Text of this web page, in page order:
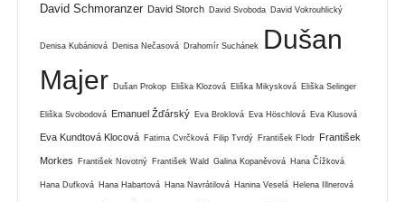
David Schmoranzer David Storch David Svoboda David Vokrouhlický
Denisa Kubániová Denisa Nečasová Drahomír Suchánek
Dušan
Majer Dušan Prokop Eliška Klozová Eliška Mikysková Eliška Selinger
Eliška Svobodová Emanuel Žďárský Eva Broklová Eva Höschlová Eva Klusová
Eva Kundtová Klocová Fatima Cvrčková Filip Tvrdý František Flodr František
Morkes František Novotný František Wald Galina Kopaněvová Hana Čížková
Hana Dufková Hana Habartová Hana Navrátilová Hanina Veselá Helena Illnerová